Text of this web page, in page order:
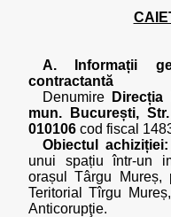
A. Informații
contractantă
Denumire
Direcția
mun. București,
010106 cod fiscal
Obiectul achiziției:
unui spațiu într-un
orașul Târgu Mureș,
Teritorial Tîrgu
Anticorupţie.